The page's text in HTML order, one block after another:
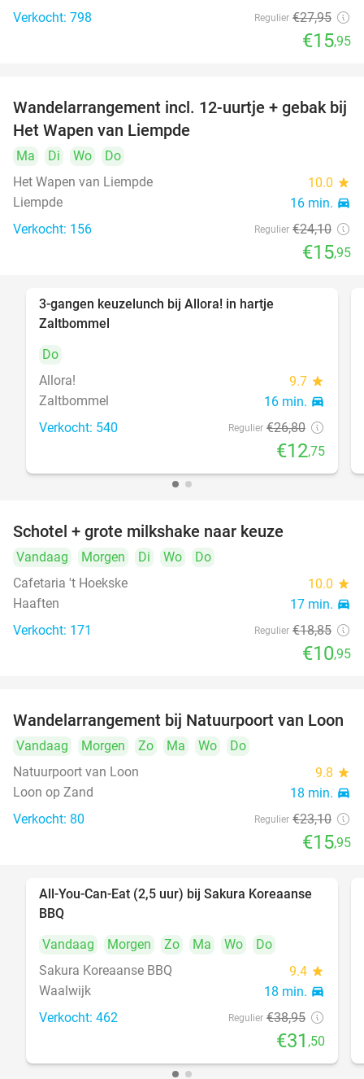
Verkocht: 798 Regulier €27,95
€15,95
34%
Wandelarrangement incl. 12-uurtje + gebak bij
Het Wapen van Liempde
Ma Di Wo
Do
Het Wapen van Liempde
10.0 star
Liempde 16 min. directions_car
Verkocht: 156 Regulier €24,10
€15,95
3-gangen keuzelunch bij Allora! in hartje
Zaltbommel
Do
Allora!
9.7 star
Zaltbommel 16 min. directions_car
Verkocht: 540 Regulier €26,80
€12,75
Schotel + grote milkshake naar keuze
Vandaag Morgen Di Wo
Do
Cafetaria 't Hoekske
10.0 star
Haaften 17 min. directions_car
Verkocht: 171 Regulier €18,85
€10,95
31%
Wandelarrangement bij Natuurpoort van Loon
Vandaag Morgen Zo Ma Wo
Do
Natuurpoort van Loon
9.8 star
Loon op Zand 18 min. directions_car
Verkocht: 80 Regulier €23,10
€15,95
19%
All-You-Can-Eat (2,5 uur) bij Sakura Koreaanse
BBQ
Vandaag
Morgen Zo Ma Wo
Do
Sakura Koreaanse BBQ
9.4 star
Waalwijk 18 min. directions_car
Verkocht: 462 Regulier €38,95
€31 ,50